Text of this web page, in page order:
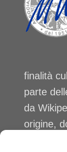
finalità
parte
da
origine,
citato la